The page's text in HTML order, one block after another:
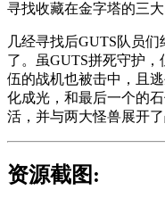
寻找收藏在金字塔的三大
几经寻找后GUTS队员
了。虽GUTS拼死守护
伍的战机也被击中，且
化成光，和最后一个的
活，并与两大怪兽展开
资源截图: